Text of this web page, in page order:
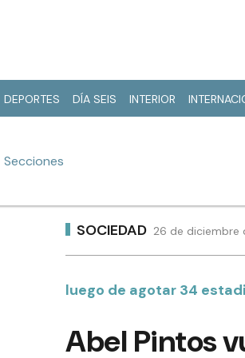
DEPORTES DÍA SEIS INTERIOR
Secciones
SOCIEDAD 26 de diciembre
luego de agotar 34
Abel Pintos